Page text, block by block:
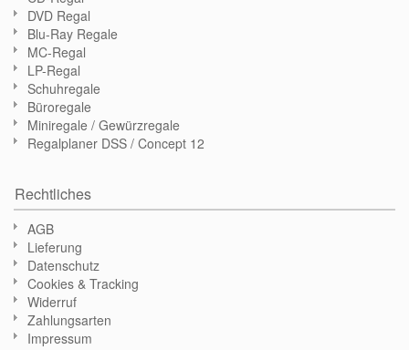
DVD Regal
Blu-Ray Regale
MC-Regal
LP-Regal
Schuhregale
Büroregale
Miniregale / Gewürzregale
Regalplaner DSS / Concept 12
Rechtliches
AGB
Lieferung
Datenschutz
Cookies & Tracking
Widerruf
Zahlungsarten
Impressum